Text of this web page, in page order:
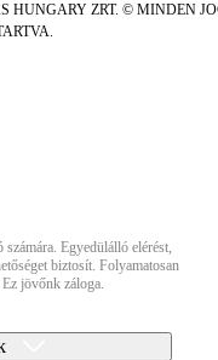
HUNGARY ZRT. © MINDEN
Egyedülálló elérést,
biztosít. Folyamatosan
jövőnk záloga.